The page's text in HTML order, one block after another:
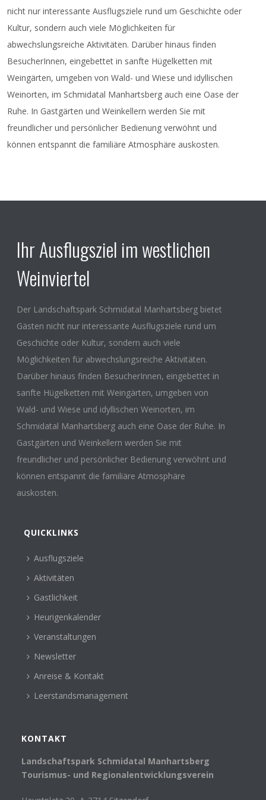
begleiten mich seit langer Zeit. Daraus entwickelte
sich in mir eine wachsende Grundüberzeugung:
Kreativität, kraftvolles Mitgefühl und
Verbundenheit können sich nur in uns entfalten,
wenn wir einverstanden werden mit uns selbst und
dem, was es bedeutet, Mensch zu sein“
Abendkassa EUR 18,00, Vorverkauf EUR 15,00
Mittwoch 07.01.2026 von 17:00 bis 19:00 Uhr im
Pfarrbüro Ziersdorf (Kirchensteig 2, 3710 Ziersdorf)
197 und Brigitte Weiß 0664 73 111 777
Für einen kleinen Imbiss sorgt die Pfarre Gettsdorf.
nicht nur interessante Ausflugsziele rund um Geschichte oder
Kultur, sondern auch viele Möglichkeiten für
abwechslungsreiche Aktivitäten. Darüber hinaus finden
BesucherInnen, eingebettet in sanfte Hügelketten mit
Weingärten, umgeben von Wald- und Wiese und idyllischen
Weinorten, im Schmidatal Manhartsberg auch eine Oase der
Ruhe. In Gastgärten und Weinkellern werden Sie mit
freundlicher und persönlicher Bedienung verwöhnt und
können entspannt die familiäre Atmosphäre auskosten.
Ihr Ausflugsziel im westlichen
Weinviertel
Der Landschaftspark Schmidatal Manhartsberg bietet
Gästen nicht nur interessante Ausflugsziele rund um
Geschichte oder Kultur, sondern auch viele
Möglichkeiten für abwechslungsreiche Aktivitäten.
Darüber hinaus finden BesucherInnen, eingebettet in
sanfte Hügelketten mit Weingärten, umgeben von
Wald- und Wiese und idyllischen Weinorten, im
Schmidatal Manhartsberg auch eine Oase der Ruhe. In
Gastgärten und Weinkellern werden Sie mit
freundlicher und persönlicher Bedienung verwöhnt und
können entspannt die familiäre Atmosphäre
auskosten.
QUICKLINKS
Ausflugsziele
Aktivitäten
Gastlichkeit
Heurigenkalender
Veranstaltungen
Newsletter
Anreise & Kontakt
Leerstandsmanagement
KONTAKT
Landschaftspark Schmidatal Manhartsberg
Tourismus- und Regionalentwicklungsverein